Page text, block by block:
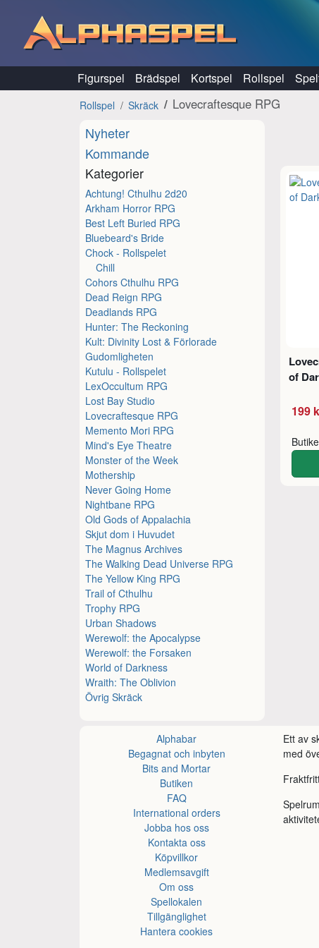
Figurspel Brädspel Kortspel Rollspel
Rollspel Skräck Lovecraftesque RPG
Nyheter
Kommande
Kategorier
Achtung! Cthulhu 2d20
Arkham Horror RPG
Best Left Buried RPG
Bluebeard's Bride
Chock - Rollspelet
Chill
Cohors Cthulhu RPG
Dead Reign RPG
Deadlands RPG
Hunter: The Reckoning
Kult: Divinity Lost & Förlorade
Gudomligheten
Kutulu - Rollspelet
LexOccultum RPG
Lost Bay Studio
Lovecraftesque RPG
Memento Mori RPG
Mind's Eye Theatre
Monster of the Week
Mothership
Never Going Home
Nightbane RPG
Old Gods of Appalachia
Skjut dom i Huvudet
The Magnus Archives
The Walking Dead Universe RPG
The Yellow King RPG
Trail of Cthulhu
Trophy RPG
Urban Shadows
Werewolf: the Apocalypse
Werewolf: the Forsaken
World of Darkness
Wraith: The Oblivion
Övrig Skräck
of
199
Alphabar
Begagnat och inbyten
Bits and Mortar
Butiken
FAQ
International orders
Jobba hos oss
Kontakta oss
Köpvillkor
Medlemsavgift
Om oss
Spellokalen
Tillgänglighet
Hantera cookies
Ett av
med